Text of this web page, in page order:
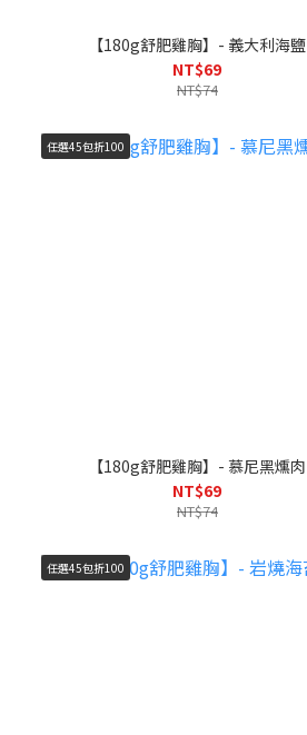
【180g舒肥雞胸】- 義大利海鹽
NT$69
NT$74
任選45包折100
【180g舒肥雞胸】- 慕尼黑燻肉
NT$69
NT$74
任選45包折100